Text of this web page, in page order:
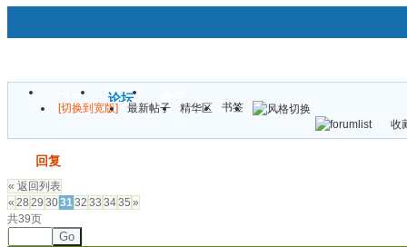
门户 论坛
[切换到宽版] 最新帖子 精华区
书签
收
回复
« 返回列表
« 28 29 303132 33 3435 »
共39页
Go